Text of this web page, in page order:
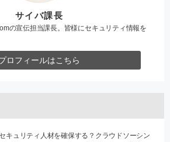
サイバ課長
の宣伝担当課長。皆様にセキュリティ情報を
ロフィールはこちら
キュリティ人材を確保する？クラウドソーシン